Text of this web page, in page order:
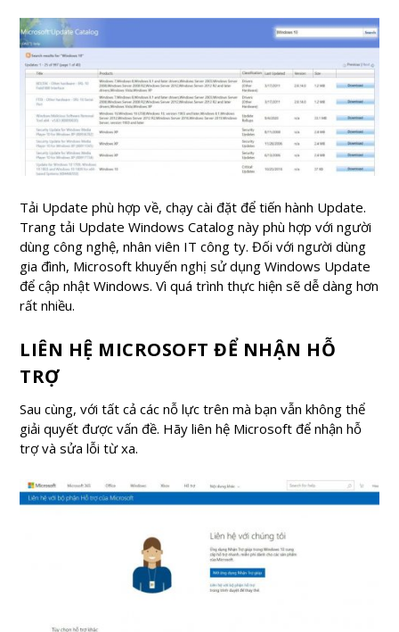
Tải Update phù hợp về, chạy cài đặt để tiến hành Update.
Trang tải Update Windows Catalog này phù hợp với người
dùng công nghệ, nhân viên IT công ty. Đối với người dùng
gia đình, Microsoft khuyến nghị sử dụng Windows Update
để cập nhật Windows. Vì quá trình thực hiện sẽ dễ dàng hơn
rất nhiều.
LIÊN HỆ MICROSOFT ĐỂ NHẬN HỖ
TRỢ
Sau cùng, với tất cả các nỗ lực trên mà bạn vẫn không thể
giải quyết được vấn đề. Hãy liên hệ Microsoft để nhận hỗ
trợ và sửa lỗi từ xa.